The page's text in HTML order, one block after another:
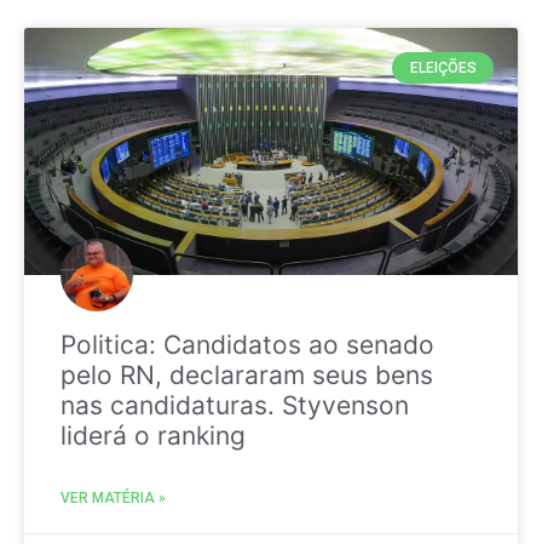
ELEIÇÕES
Politica: Candidatos ao senado
pelo RN, declararam seus bens
nas candidaturas. Styvenson
liderá o ranking
VER MATÉRIA »